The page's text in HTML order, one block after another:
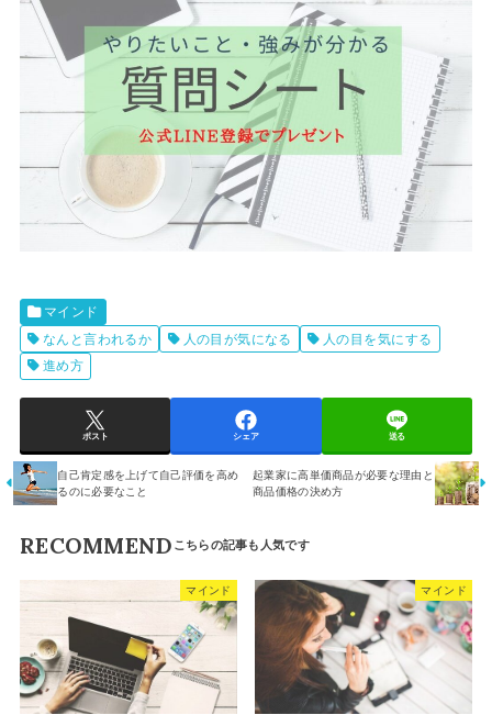
マインド
なんと言われるか
人の目が気になる
人の目を気にする
進め方
ポスト シェア 送る
自己肯定感を上げて自己評価を高め
るのに必要なこと
起業家に高単価商品が必要な理由と
商品価格の決め方
RECOMMEND
マインド マインド